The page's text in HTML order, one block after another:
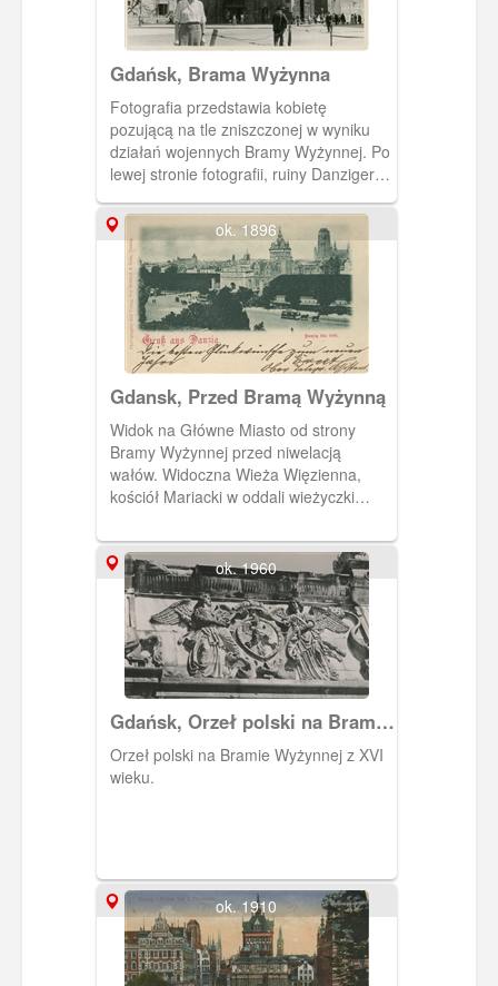
Gdańsk, Brama Wyżynna
Fotografia przedstawia kobietę
pozującą na tle zniszczonej w wyniku
działań wojennych Bramy Wyżynnej. Po
lewej stronie fotografii, ruiny Danziger
miejscu zbudowano pawilon handlowy,
w późniejszym czasie był to budynek
biurowy LOT.
ok. 1896
Gdansk, Przed Bramą Wyżynną
Widok na Główne Miasto od strony
Bramy Wyżynnej przed niwelacją
wałów. Widoczna Wieża Więzienna,
kościół Mariacki w oddali wieżyczki
Mikołaja. Na pierwszym planie wały
ziemne.
ok. 1960
Gdańsk, Orzeł polski na Bramie
Wyżynnej
Orzeł polski na Bramie Wyżynnej z XVI
wieku.
ok. 1910